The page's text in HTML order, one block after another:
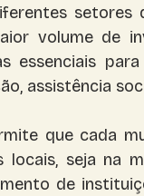
setores
volume de
essenciais
assistência
que cada
locais, seja na
de